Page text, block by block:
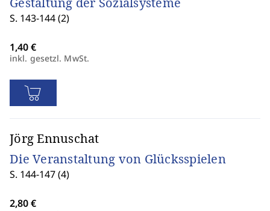
S. 143-144 (2)
inkl. gesetzl. MwSt.
Jörg Ennuschat
Die Veranstaltung von Glücksspielen
S. 144-147 (4)